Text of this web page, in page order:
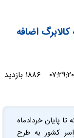
به اقلام 10 گانه کالابرگ اضافه
۱۸۸۶ بازدید
تا پایان خردادماه
در سراسر کشور به طرح